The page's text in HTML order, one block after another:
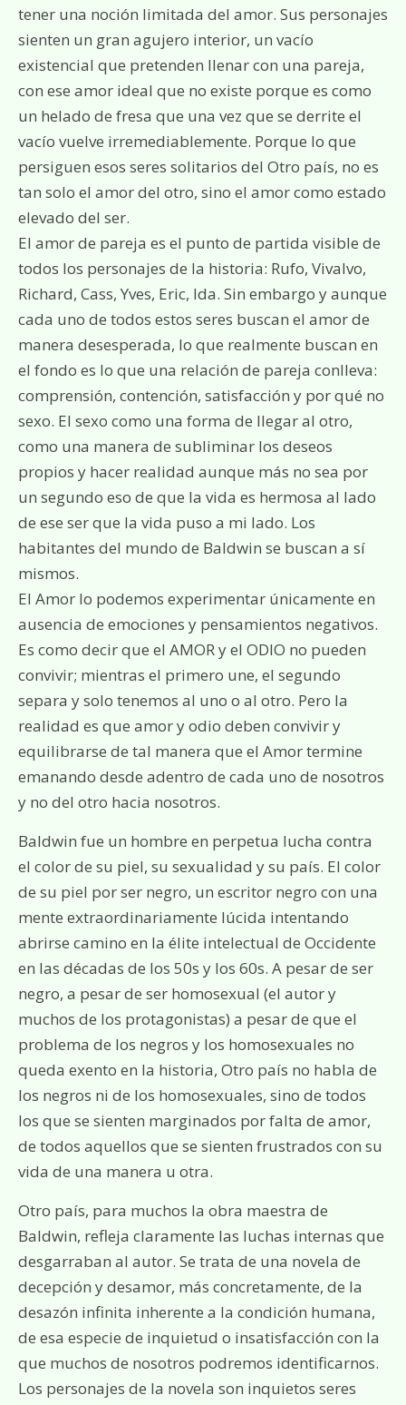
tener una noción limitada del amor. Sus personajes
sienten un gran agujero interior, un vacío
existencial que pretenden llenar con una pareja,
con ese amor ideal que no existe porque es como
un helado de fresa que una vez que se derrite el
vacío vuelve irremediablemente. Porque lo que
persiguen esos seres solitarios del Otro país, no es
tan solo el amor del otro, sino el amor como estado
elevado del ser.
El amor de pareja es el punto de partida visible de
todos los personajes de la historia: Rufo, Vivalvo,
Richard, Cass, Yves, Eric, Ida. Sin embargo y aunque
cada uno de todos estos seres buscan el amor de
manera desesperada, lo que realmente buscan en
el fondo es lo que una relación de pareja conlleva:
comprensión, contención, satisfacción y por qué no
sexo. El sexo como una forma de llegar al otro,
como una manera de subliminar los deseos
propios y hacer realidad aunque más no sea por
un segundo eso de que la vida es hermosa al lado
de ese ser que la vida puso a mi lado. Los
habitantes del mundo de Baldwin se buscan a sí
mismos.
El Amor lo podemos experimentar únicamente en
ausencia de emociones y pensamientos negativos.
Es como decir que el AMOR y el ODIO no pueden
convivir; mientras el primero une, el segundo
separa y solo tenemos al uno o al otro. Pero la
realidad es que amor y odio deben convivir y
equilibrarse de tal manera que el Amor termine
emanando desde adentro de cada uno de nosotros
y no del otro hacia nosotros.
Baldwin fue un hombre en perpetua lucha contra
el color de su piel, su sexualidad y su país. El color
de su piel por ser negro, un escritor negro con una
mente extraordinariamente lúcida intentando
abrirse camino en la élite intelectual de Occidente
en las décadas de los 50s y los 60s. A pesar de ser
negro, a pesar de ser homosexual (el autor y
muchos de los protagonistas) a pesar de que el
problema de los negros y los homosexuales no
queda exento en la historia, Otro país no habla de
los negros ni de los homosexuales, sino de todos
los que se sienten marginados por falta de amor,
de todos aquellos que se sienten frustrados con su
vida de una manera u otra.
Otro país, para muchos la obra maestra de
Baldwin, refleja claramente las luchas internas que
desgarraban al autor. Se trata de una novela de
decepción y desamor, más concretamente, de la
desazón infinita inherente a la condición humana,
de esa especie de inquietud o insatisfacción con la
que muchos de nosotros podremos identificarnos.
Los personajes de la novela son inquietos seres